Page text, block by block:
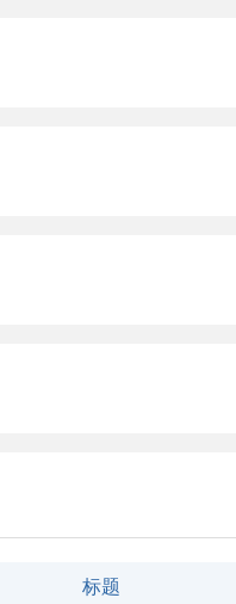
标题